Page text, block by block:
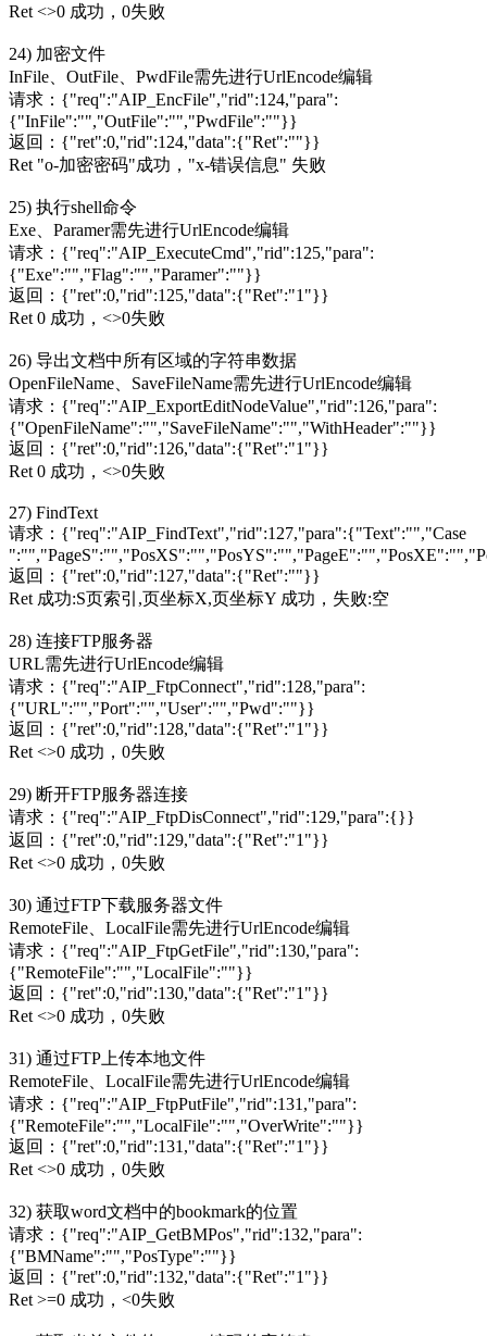
Ret <>0 成功，0失败
24) 加密文件
InFile、OutFile、PwdFile需先进行UrlEncode编辑
请求：{"req":"AIP_EncFile","rid":124,"para":
{"InFile":"","OutFile":"","PwdFile":""}}
返回：{"ret":0,"rid":124,"data":{"Ret":""}}
Ret "o-加密密码"成功，"x-错误信息" 失败
25) 执行shell命令
Exe、Paramer需先进行UrlEncode编辑
请求：{"req":"AIP_ExecuteCmd","rid":125,"para":
{"Exe":"","Flag":"","Paramer":""}}
返回：{"ret":0,"rid":125,"data":{"Ret":"1"}}
Ret 0 成功，<>0失败
26) 导出文档中所有区域的字符串数据
OpenFileName、SaveFileName需先进行UrlEncode编辑
请求：{"req":"AIP_ExportEditNodeValue","rid":126,"para":
{"OpenFileName":"","SaveFileName":"","WithHeader":""}}
返回：{"ret":0,"rid":126,"data":{"Ret":"1"}}
Ret 0 成功，<>0失败
27) FindText
请求：{"req":"AIP_FindText","rid":127,"para":{"Text":"","Case
返回：{"ret":0,"rid":127,"data":{"Ret":""}}
Ret 成功:S页索引,页坐标X,页坐标Y 成功，失败:空
28) 连接FTP服务器
URL需先进行UrlEncode编辑
请求：{"req":"AIP_FtpConnect","rid":128,"para":
{"URL":"","Port":"","User":"","Pwd":""}}
返回：{"ret":0,"rid":128,"data":{"Ret":"1"}}
Ret <>0 成功，0失败
29) 断开FTP服务器连接
请求：{"req":"AIP_FtpDisConnect","rid":129,"para":{}}
返回：{"ret":0,"rid":129,"data":{"Ret":"1"}}
Ret <>0 成功，0失败
30) 通过FTP下载服务器文件
RemoteFile、LocalFile需先进行UrlEncode编辑
请求：{"req":"AIP_FtpGetFile","rid":130,"para":
{"RemoteFile":"","LocalFile":""}}
返回：{"ret":0,"rid":130,"data":{"Ret":"1"}}
Ret <>0 成功，0失败
31) 通过FTP上传本地文件
RemoteFile、LocalFile需先进行UrlEncode编辑
请求：{"req":"AIP_FtpPutFile","rid":131,"para":
{"RemoteFile":"","LocalFile":"","OverWrite":""}}
返回：{"ret":0,"rid":131,"data":{"Ret":"1"}}
Ret <>0 成功，0失败
32) 获取word文档中的bookmark的位置
请求：{"req":"AIP_GetBMPos","rid":132,"para":
{"BMName":"","PosType":""}}
返回：{"ret":0,"rid":132,"data":{"Ret":"1"}}
Ret >=0 成功，<0失败